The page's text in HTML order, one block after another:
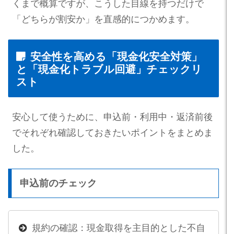
くまで概算ですが、こうした目線を持つだけで
「どちらが割安か」を直感的につかめます。
安全性を高める「現金化安全対策」
と「現金化トラブル回避」チェックリ
スト
安心して使うために、申込前・利用中・返済前後
でそれぞれ確認しておきたいポイントをまとめま
した。
申込前のチェック
規約の確認：現金取得を主目的とした不自